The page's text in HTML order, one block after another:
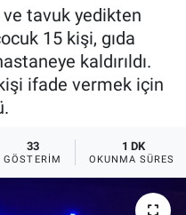
tavuk yedikten
15 kişi, gıda
kaldırıldı.
ifade vermek için
33
GÖSTERIM
1 DK
OKUNMA SÜRESI